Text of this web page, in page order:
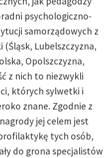
psychologiczno-
samorządowych z
Lubelszczyzna,
Opolszczyzna,
z nich to niezwykli
których sylwetki i
znane. Zgodnie z
jej celem jest
tych osób,
do grona specjalistów